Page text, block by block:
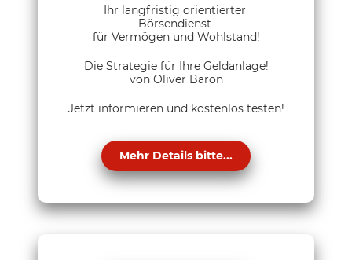
Ihr langfristig orientierter
Börsendienst
für Vermögen und Wohlstand!
Die Strategie für Ihre Geldanlage!
von Oliver Baron
Jetzt informieren und kostenlos testen!
Mehr Details bitte...